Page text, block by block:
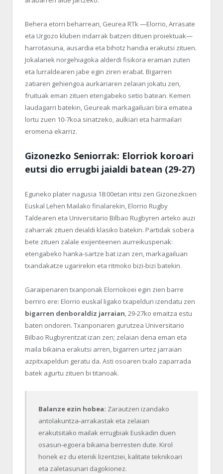
Behera etorri beharrean, Geurea RTk —Elorrio, Arrasate
eta Urgozo kluben indarrak batzen dituen proiektuak—
harrotasuna, ausardia eta bihotz handia erakutsi zituen.
Jokalariek norgehiagoka alderdi fisikora eraman zuten
eta lurraldearen jabe egin ziren erabat. Bigarren
zatiaren gehiengoa aurkariaren zelaian jokatu zen,
fruituak eman zituen etengabeko setio batean. Kemen
laudagarri batekin, Geureak markagailuari bira ematea
lortu zuen 10-7koa sinatzeko, aulkiari eta harmailari
eromena ekarriz.
Gizonezko Seniorrak: Elorriok koroari
eutsi dio errugbi jaialdi batean (29-27)
Eguneko plater nagusia 18:00etan iritsi zen Gizonezkoen
Euskal Lehen Mailako finalarekin, Elorrio Rugby
Taldearen eta Universitario Bilbao Rugbyren arteko auzi
zaharrak zituen deialdi klasiko batekin. Partidak sobera
bete zituen zalale exijenteenen aurreikuspenak:
etengabeko hanka-sartze bat izan zen, markagailuan
txandakatze ugarirekin eta ritmoko bizi-bizi batekin.
Garaipenaren txanponak Elorriokoei egin zien barre
berriro ere: Elorrio euskal ligako txapeldun izendatu zen
bigarren denboraldiz jarraian, 29-27ko emaitza estu
baten ondoren. Txanponaren gurutzea Universitario
Bilbao Rugbyrentzat izan zen; zelaian dena eman eta
maila bikaina erakutsi arren, bigarren urtez jarraian
azpitxapeldun geratu da. Asti osoaren txalo zaparrada
batek agurtu zituen bi titanoak.
Balanze ezin hobea: Zarautzen izandako
antolakuntza-arrakastak eta zelaian
erakutsitako mailak errugbiak Euskadin duen
osasun-egoera bikaina berresten dute. Kirol
honek ez du etenik lizentziei, kalitate teknikoari
eta zaletasunari dagokionez.